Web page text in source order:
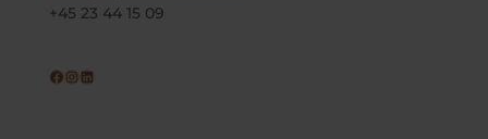
+45 23 44 15 09
Facebook InstagramLinkedIn